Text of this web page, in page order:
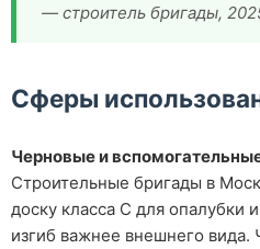
— строитель бригады,
Сферы
Черновые и
Строительные бригады в
доску класса С для опалубки
изгиб важнее внешнего вида.